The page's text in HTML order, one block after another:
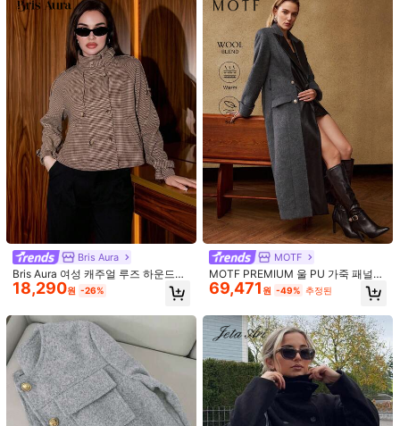
예상 배송:2-5 영업일
무료 반품
안전한 결제 · 개인정보 보호
SHEIN에서 판매됨
4.92 (500+) 더 보기
작은
정사이즈
100%
라지
0%
아주 좋음 사진과 동일(1) 좋은 품질
k***7 색: 멀티컬러 / 사이즈: L
جميلجداًااااااا
도움이 됨(0)
i***2 색: 멀티컬러 / 사이즈: XS
جودهومنتججميلجداشتوي
도움이 됨
Bris Aura
Bris Aura 여성 캐주얼 루즈 하운드투
스 패턴 재킷
18,290원 -26%
MOTF
MOTF PREMIUM 울 PU 가죽 패널
피크 칼라 더블 브레스트 플래킷 버클
벨트 오버코트
69,471 원 -49% 추정된